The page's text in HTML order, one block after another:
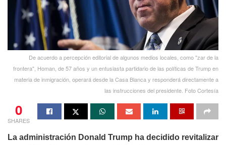
De acuerdo a percepción editorial de algunos medios locales, como "zar de la
frontera", Homan, de 57 años y un entusiasta partidario de las políticas de Trump en
materia de inmigración, operará desde la Casa Blanca y responderá directamente a
las instrucciones del presidente. Foto Cortesía
0
SHARES
La administración Donald Trump ha decidido revitalizar